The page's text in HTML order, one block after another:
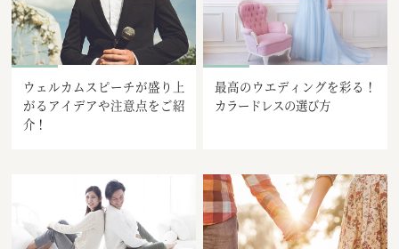
ウェルカムスピーチが盛り上
がるアイデアや注意点をご紹
介！
最高のウエディングを彩る！
カラードレスの選び方